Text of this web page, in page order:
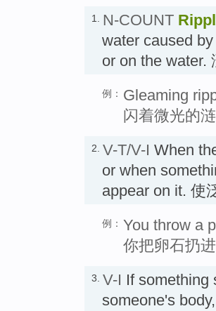
1. N-COUNT
water caused
or on the water.
例： Gleaming
闪着微光的
2. V-T/V-I When
or when
appear on it. 使
例： You throw a
你把卵石扔
3. V-I If
someone's